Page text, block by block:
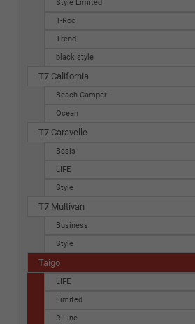
Style Limited
T-Roc
Trend
black style
T7 California
Beach Camper
Ocean
T7 Caravelle
Basis
LIFE
Style
T7 Multivan
Business
Style
Taigo
LIFE
Limited
R-Line